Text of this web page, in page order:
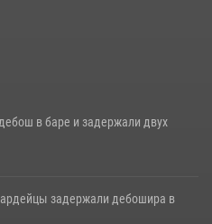
в баре и задержали двух
задержали дебошира в